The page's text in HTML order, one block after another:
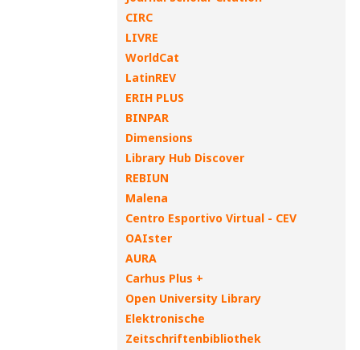
CIRC
LIVRE
WorldCat
LatinREV
ERIH PLUS
BINPAR
Dimensions
Library Hub Discover
REBIUN
Malena
Centro Esportivo Virtual - CEV
OAIster
AURA
Carhus Plus +
Open University Library
Elektronische
Zeitschriftenbibliothek